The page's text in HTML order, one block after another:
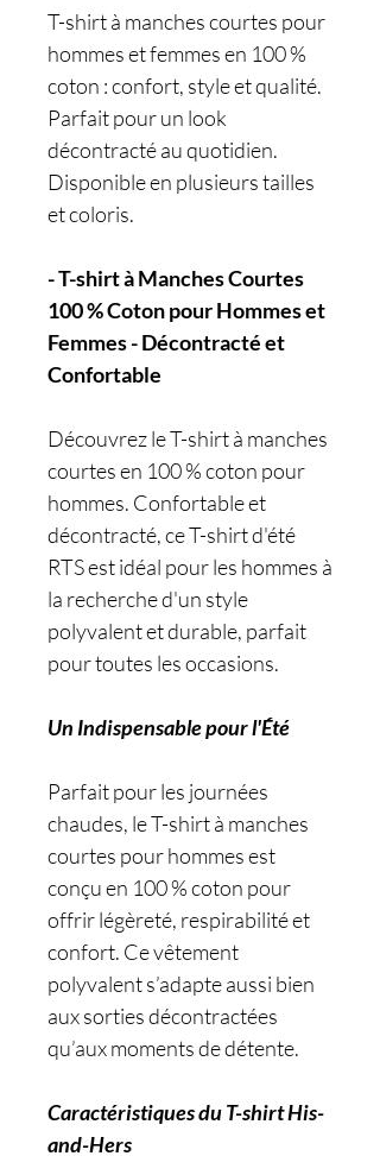
T-shirt à manches courtes pour
hommes et femmes en 100 %
coton : confort, style et qualité.
Parfait pour un look
décontracté au quotidien.
Disponible en plusieurs tailles
et coloris.
- T-shirt à Manches Courtes
100 % Coton pour Hommes et
Femmes - Décontracté et
Confortable
Découvrez le T-shirt à manches
courtes en 100 % coton pour
hommes. Confortable et
décontracté, ce T-shirt d'été
RTS est idéal pour les hommes à
la recherche d'un style
polyvalent et durable, parfait
pour toutes les occasions.
Un Indispensable pour l'Été
Parfait pour les journées
chaudes, le T-shirt à manches
courtes pour hommes est
conçu en 100 % coton pour
offrir légèreté, respirabilité et
confort. Ce vêtement
polyvalent s’adapte aussi bien
aux sorties décontractées
qu’aux moments de détente.
Caractéristiques du T-shirt His-
and-Hers